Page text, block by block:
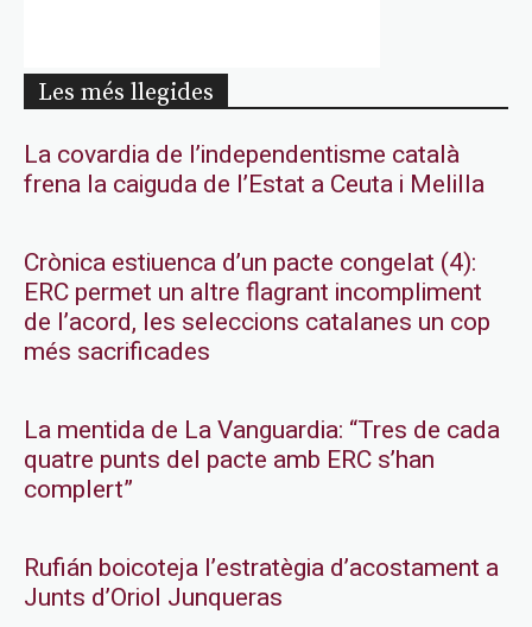
Les més llegides
La covardia de l’independentisme català
frena la caiguda de l’Estat a Ceuta i Melilla
Crònica estiuenca d’un pacte congelat (4):
ERC permet un altre flagrant incompliment
de l’acord, les seleccions catalanes un cop
més sacrificades
La mentida de La Vanguardia: “Tres de cada
quatre punts del pacte amb ERC s’han
complert”
Rufián boicoteja l’estratègia d’acostament a
Junts d’Oriol Junqueras